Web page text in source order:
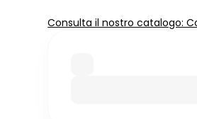
Consulta il nostro catalogo: